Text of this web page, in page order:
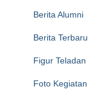
Berita Alumni
Berita Terbaru
Figur Teladan
Foto Kegiatan